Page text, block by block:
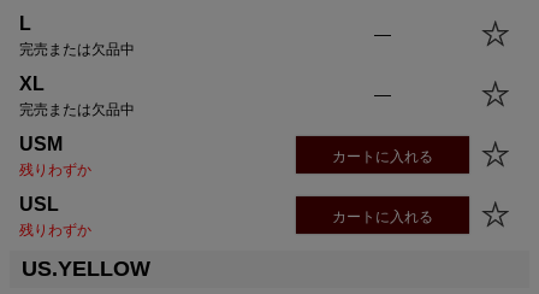
L
完売または欠品中
—
XL
完売または欠品中
—
USM
残りわずか
カートに入れる
USL
残りわずか
カートに入れる
US.YELLOW